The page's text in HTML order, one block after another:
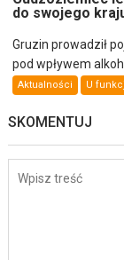
do swojego
Gruzin prowadził
pod wpływem
Aktualności U
SKOMENTUJ